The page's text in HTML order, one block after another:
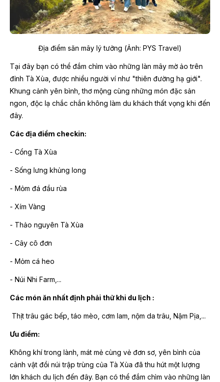
Địa điểm săn mây lý tưởng (Ảnh: PYS Travel)
Tại đây bạn có thể đắm chìm vào những làn mây mờ ảo trên
đỉnh Tà Xùa, được nhiều người ví như "thiên đường hạ giới".
Khung cảnh yên bình, thơ mộng cùng những món đặc sản
ngon, độc lạ chắc chắn không làm du khách thất vọng khi đến
đây.
Các địa điểm checkin:
- Cổng Tà Xùa
- Sống lưng khủng long
- Mỏm đá đầu rùa
- Xím Vàng
- Thảo nguyên Tà Xùa
- Cây cô đơn
- Mỏm cá heo
- Núi Nhi Farm,...
Các món ăn nhất định phải thử khi du lịch :
Thịt trâu gác bếp, táo mèo, cơm lam, nộm da trâu, Nậm Pịa,...
Ưu điểm:
Không khí trong lành, mát mẻ cùng vẻ đơn sơ, yên bình của
cảnh vật đồi núi trập trùng của Tà Xùa đã thu hút một lượng
lớn khách du lịch đến đây. Bạn có thể đắm chìm vào những làn